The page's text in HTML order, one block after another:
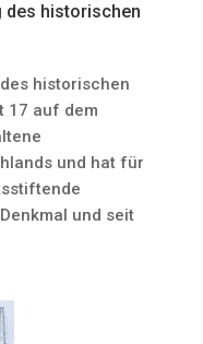
des historischen
historischen
17 auf dem
und hat für
und seit